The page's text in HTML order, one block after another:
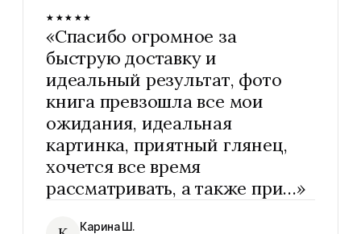
★★★★★
«Спасибо огромное за
быструю доставку и
идеальный результат, фото
книга превзошла все мои
ожидания, идеальная
картинка, приятный глянец,
хочется все время
рассматривать, а также при…»
Карина Ш.